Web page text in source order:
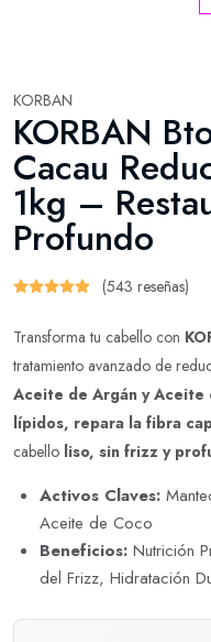
KORBAN
KORBAN
Cacau
1kg –
Profundo
(543 reseñas)
Transforma tu cabello con
tratamiento avanzado de
Aceite de Argán y Aceite
lípidos, repara la fibra
cabello liso, sin frizz y
Activos Claves:
Aceite de Coco
Beneficios: Nutrición
del Frizz, Hidratación